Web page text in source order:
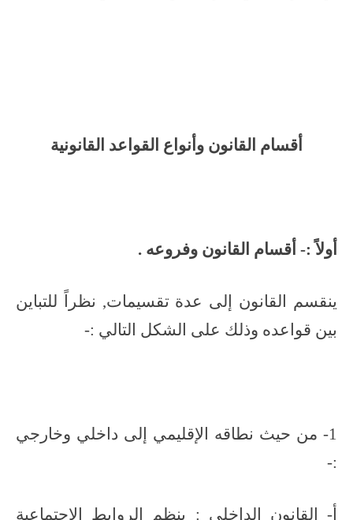
أقسام القانون وأنواع القواعد القانونية
أولاً :- أقسام القانون وفروعه .
ينقسم القانون إلى عدة تقسيمات, نظراً للتباين
بين قواعده وذلك على الشكل التالي :-
1- من حيث نطاقه الإقليمي إلى داخلي وخارجي
:-
أ- القانون الداخلي : ينظم الروابط الاجتماعية